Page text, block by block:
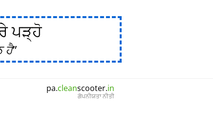
ਪੜ੍ਹੋ
ਹੈ
pa.cleanscooter.in
ਗੋਪਨੀਯਤਾ ਨੀਤੀ